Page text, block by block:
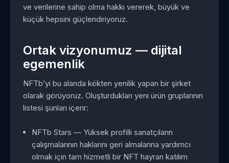
ve verilerine sahip olma hakkı vererek, büyük ve
küçük hepsini güçlendiriyoruz.
Ortak vizyonumuz — dijital
egemenlik
NFTb’yi bu alanda kökten yenilik yapan bir şirket
olarak görüyoruz. Oluşturdukları yeni ürün gruplarının
listesi şunları içerir:
NFTb Stars — Yüksek profilli sanatçıların
çalışmalarının haklarını geri almalarına yardımcı
olmak için tam hizmetli bir NFT hayran katılım